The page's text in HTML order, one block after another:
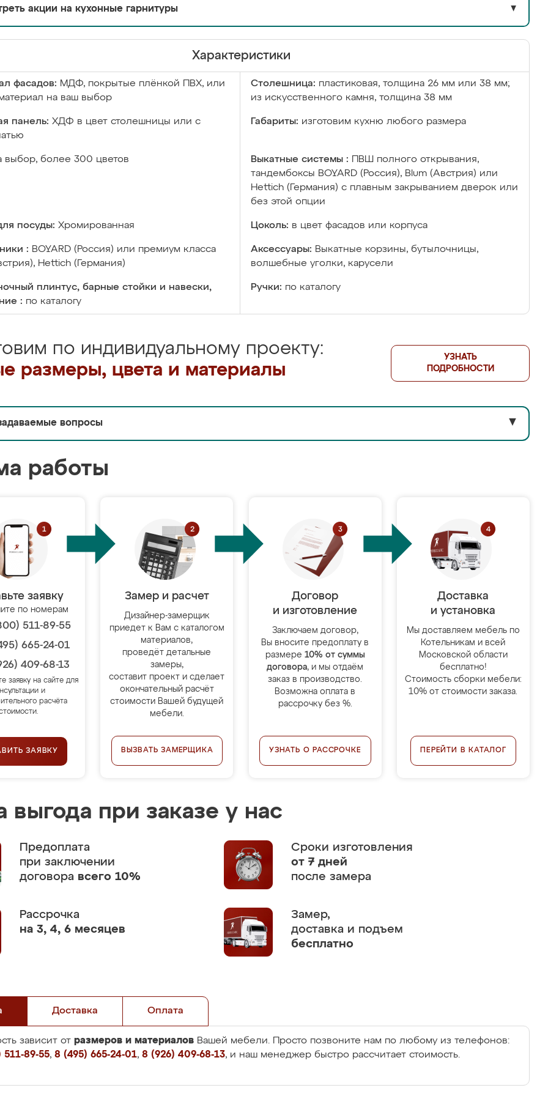
акции на кухонные гарнитуры ▼
Характеристики
фасадов: МДФ, покрытые плёнкой ПВХ, или
на ваш выбор
Столешница: пластиковая, толщина 26 мм или 38 мм;
из искусственного камня, толщина 38 мм
панель: ХДФ в цвет столешницы или с
Габариты: изготовим кухню любого размера
выбор, более 300 цветов Выкатные системы :
ПВШ полного открывания,
тандембоксы BOYARD (Россия), Blum (Австрия) или
Hettich (Германия) с плавным закрыванием дверок или
без этой опции
посуды: Хромированная Цоколь: в цвет фасадов или корпуса
: BOYARD (Россия) или премиум класса
Hettich (Германия)
Аксессуары: Выкатные корзины, бутылочницы,
волшебные уголки, карусели
плинтус, барные стойки и навески,
: по каталогу
Ручки: по каталогу
по индивидуальному проекту:
размеры, цвета и материалы
УЗНАТЬ
ПОДРОБНОСТИ
вопросы ▼
работы
заявку
по номерам
511-89-55
665-24-01
409-68-13
заявку на сайте для
и
расчёта
ЗАЯВКУ
Замер и расчет
Дизайнер-замерщик
приедет к Вам с каталогом
материалов,
проведёт детальные
замеры,
составит проект и сделает
окончательный расчёт
стоимости Вашей будущей
мебели.
ВЫЗВАТЬ ЗАМЕРЩИКА
Договор
и изготовление
Заключаем договор,
Вы вносите предоплату в
размере 10% от суммы
договора, и мы отдаём
заказ в производство.
Возможна оплата в
рассрочку без %.
УЗНАТЬ О РАССРОЧКЕ
Доставка
и установка
Мы доставляем мебель по
Котельникам и всей
Московской области
бесплатно!
Стоимость сборки мебели:
10% от стоимости заказа.
ПЕРЕЙТИ В КАТАЛОГ
выгода при заказе у нас
Предоплата
при заключении
договора всего 10%
Сроки изготовления
от 7 дней
после замера
Рассрочка
на 3, 4, 6 месяцев
Замер,
доставка и подъем
бесплатно
Доставка Оплата
зависит от размеров и материалов Вашей мебели. Просто позвоните нам по любому из телефонов:
89-55, 8 (495) 665-24-01, 8 (926) 409-68-13, и наш менеджер быстро рассчитает стоимость.